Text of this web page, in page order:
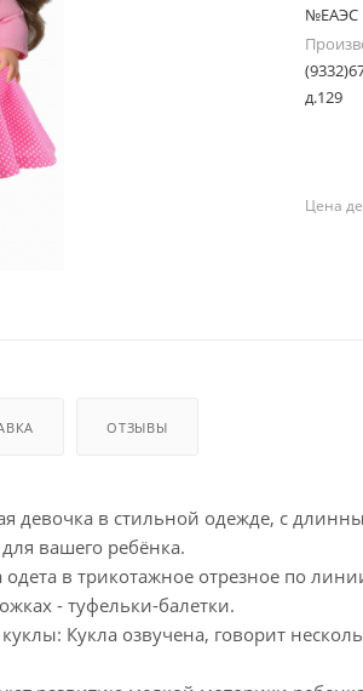
№ЕАЭС
д.129
Цена
ОТЗЫВЫ
девочка в стильной одежде, с
вашего ребёнка.
в трикотажное отрезное по
- туфельки-балетки.
Кукла озвучена, говорит